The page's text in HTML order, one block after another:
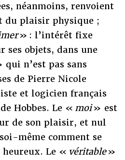
néanmoins, renvoient
du plaisir physique ;
» : l’intérêt fixe
ses objets, dans une
n’est pas sans
de Pierre Nicole
et logicien français
Hobbes. Le « moi» est
de son plaisir, et nul
même comment se
Le « véritable»